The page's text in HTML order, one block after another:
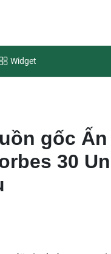
Widget
gốc
30